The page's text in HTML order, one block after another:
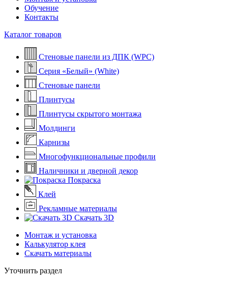
Обучение
Контакты
Каталог товаров
Стеновые панели из ДПК (WPC)
Серия «Белый» (White)
Стеновые панели
Плинтусы
Плинтусы скрытого монтажа
Молдинги
Карнизы
Многофункциональные профили
Наличники и дверной декор
Покраска
Клей
Рекламные материалы
Скачать 3D
Монтаж и установка
Калькулятор клея
Скачать материалы
Уточнить раздел